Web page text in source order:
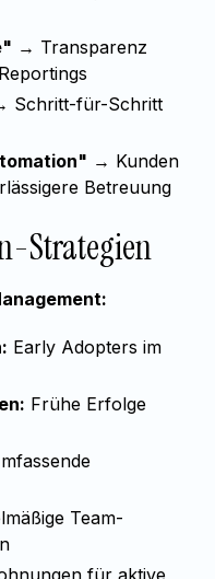
→ Transparenz
Schritt-für-Schritt
→ Kunden
Betreuung
Strategien
Early Adopters im
Frühe Erfolge
Team-
für aktive